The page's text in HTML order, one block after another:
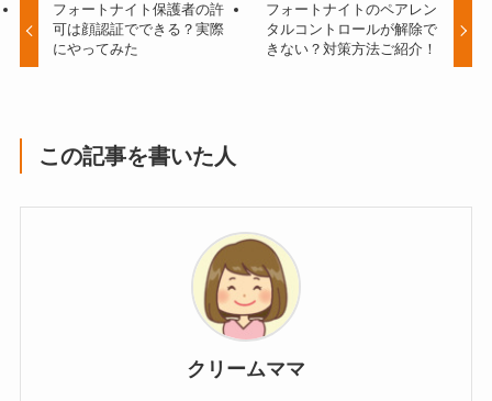
フォートナイト保護者の許
可は顔認証でできる？実際
にやってみた
フォートナイトのペアレン
タルコントロールが解除で
きない？対策方法ご紹介！
この記事を書いた人
クリームママ